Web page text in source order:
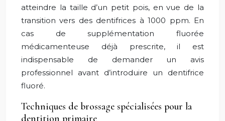
atteindre la taille d’un petit pois, en vue de la
transition vers des dentifrices à 1000 ppm. En
cas de supplémentation fluorée
médicamenteuse déjà prescrite, il est
indispensable de demander un avis
professionnel avant d’introduire un dentifrice
fluoré.
Techniques de brossage spécialisées pour la
dentition primaire